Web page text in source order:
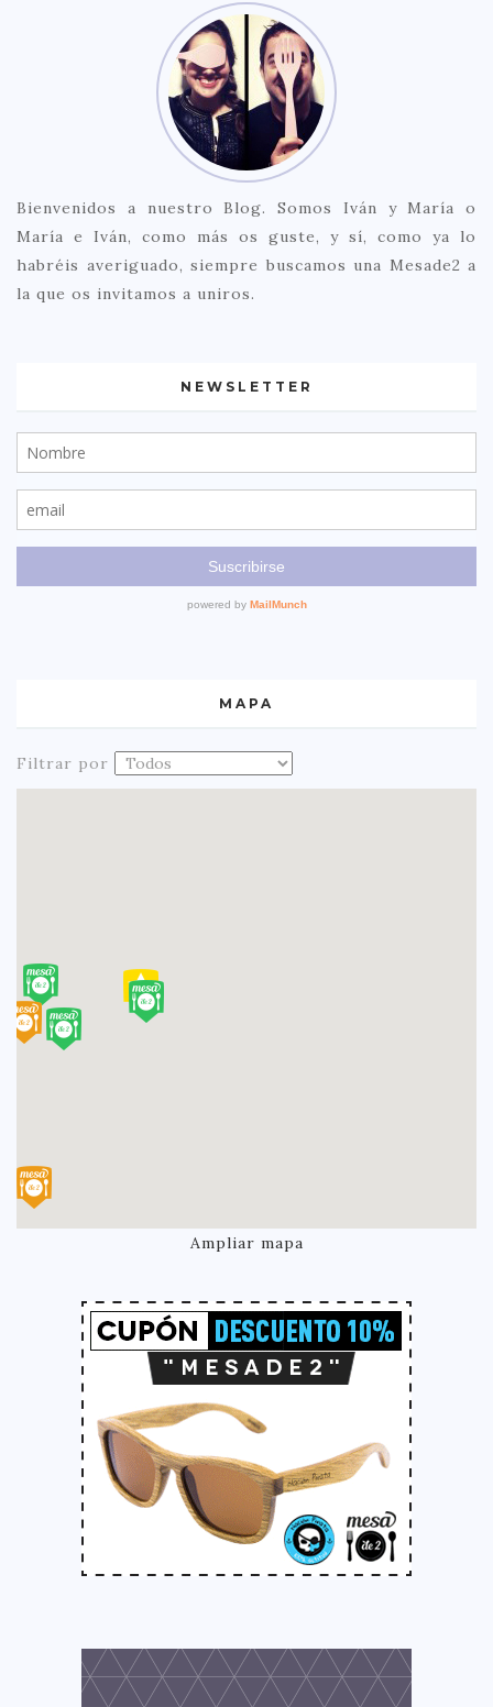
Bienvenidos a nuestro Blog. Somos Iván y María o
María e Iván, como más os guste, y sí, como ya lo
habréis averiguado, siempre buscamos una Mesade2 a
la que os invitamos a uniros.
NEWSLETTER
MAPA
Filtrar por
Ampliar mapa